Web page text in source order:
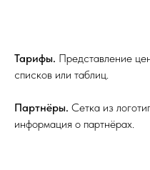
Тарифы. Представление
списков или таблиц.
Партнёры. Сетка из
информация о партнёрах.